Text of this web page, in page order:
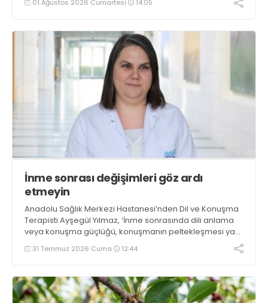
tele-sağlık gibi yöntemlerle daha fazla kişiye
01 Ağustos 2026 Cumartesi 14:05
İnme sonrası değişimleri göz ardı
etmeyin
Anadolu Sağlık Merkezi Hastanesi’nden Dil ve Konuşma
Terapisti Ayşegül Yılmaz, ‘İnme sonrasında dili anlama
veya konuşma güçlüğü, konuşmanın peltekleşmesi ya
da sözcükleri doğru şekilde söyleyememe gibi sorunlar
ortaya çıkabilir. Bu sorunlar yalnızca iletişimi değil, kişinin
açıklamasında bulundu
31 Temmuz 2026 Cuma 12:44